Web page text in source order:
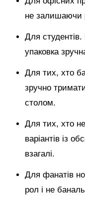
не залишаючи
Для
упаковка
Для тих, хто
зручно
столом.
Для тих, хто
варіантів із
взагалі.
Для фанатів
рол і не